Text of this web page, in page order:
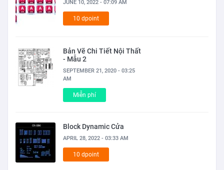
JUNE 10, 2022 - 07:09 AM
10 dpoint
Bản Vẽ Chi Tiết Nội Thất
- Mẫu 2
SEPTEMBER 21, 2020 - 03:25
AM
Miễn phí
Block Dynamic Cửa
APRIL 28, 2022 - 03:33 AM
10 dpoint